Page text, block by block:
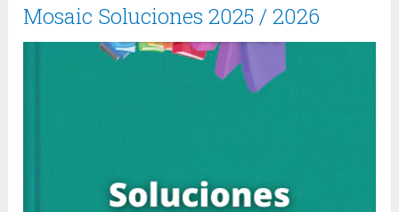
Mosaic Soluciones 2025 / 2026